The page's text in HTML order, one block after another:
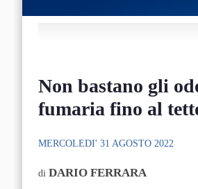
Non bastano gli
fumaria fino al
MERCOLEDI' 31 AGOSTO 2022
di DARIO FERRARA